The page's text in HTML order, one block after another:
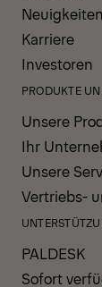
Neuigkeiten
Karriere
Investoren
PRODUKTE
Unsere
Ihr
Unsere
Vertriebs-
PALDESK
Sofort